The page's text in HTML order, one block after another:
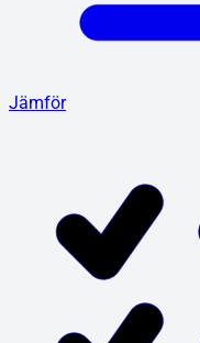
Jämför